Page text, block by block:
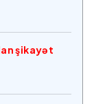
şikayət